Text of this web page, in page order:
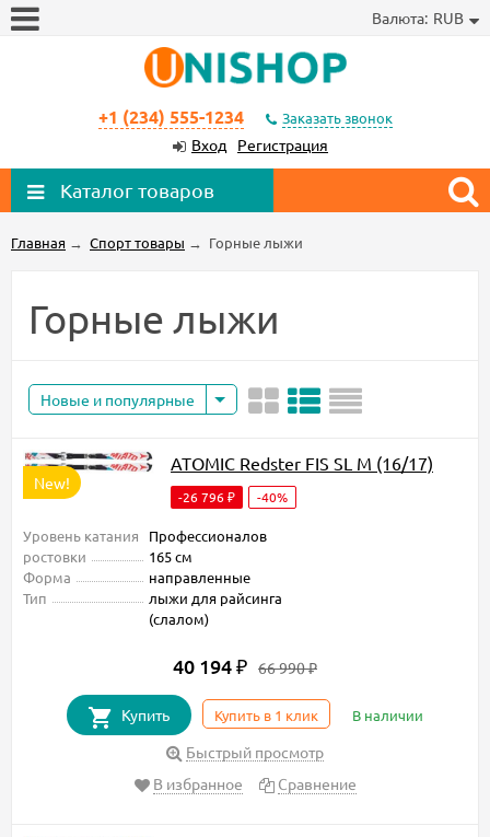
Валюта: RUB
+1 (234) 555-1234 Заказать звонок
Вход Регистрация
Каталог товаров
Главная → Спорт товары → Горные лыжи
Горные лыжи
Новые и популярные
New!
ATOMIC Redster FIS SL M (16/17)
-26 796 ₽ -40%
Уровень катания
Профессионалов
ростовки
165 см
Форма
направленные
Тип
лыжи для райсинга
(слалом)
40 194 ₽ 66 990 ₽
Купить Купить в 1 клик В наличии
Быстрый просмотр
В избранное
Сравнение